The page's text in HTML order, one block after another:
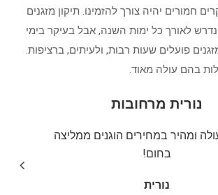
חמורים יהיה צורך להזמינו. תיקון מזגנים
לאורך כל ימות השנה, אבל בעיקר בימי
פועלים שעות רבות, ולעיתים, ברציפות.
בהם עולה מאוד.
נורית מרחובות
ומהיר במחירים הוגנים ממליצה
בחום!
נורית